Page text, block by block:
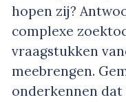
hopen zij?
complexe
vraagstukken
meebrengen.
onderkennen dat